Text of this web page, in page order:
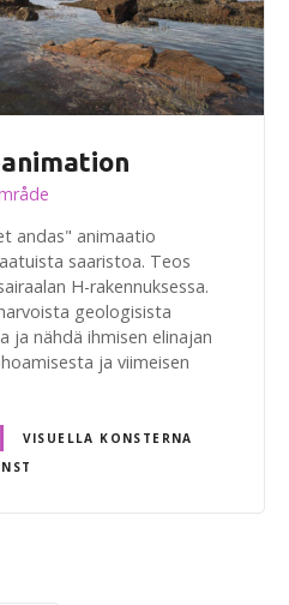
andas" animaatio
saaristoa. Teos
H-rakennuksessa.
geologisista
ja nähdä ihmisen elinajan
ja viimeisen
VISUELLA KONSTERNA